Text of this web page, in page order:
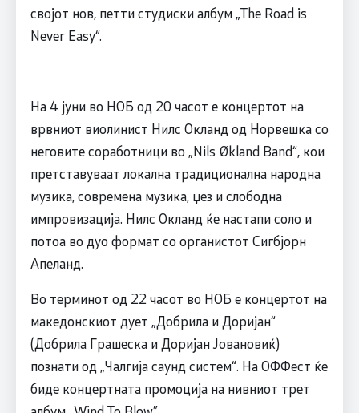
својот нов, петти студиски албум „The Road is
Never Easy“.
На 4 јуни во НОБ од 20 часот е концертот на
врвниот виолинист Нилс Окланд од Норвешка со
неговите соработници во „Nils Økland Band“, кои
претставуваат локална традиционална народна
музика, современа музика, џез и слободна
импровизација. Нилс Окланд ќе настапи соло и
потоа во дуо формат со органистот Сигбјорн
Апеланд.
Во терминот од 22 часот во НОБ е концертот на
македонскиот дует „Добрила и Доријан“
(Добрила Грашеска и Доријан Јовановиќ)
познати од „Чалгија саунд систем“. На ОФФест ќе
биде концертната промоција на нивниот трет